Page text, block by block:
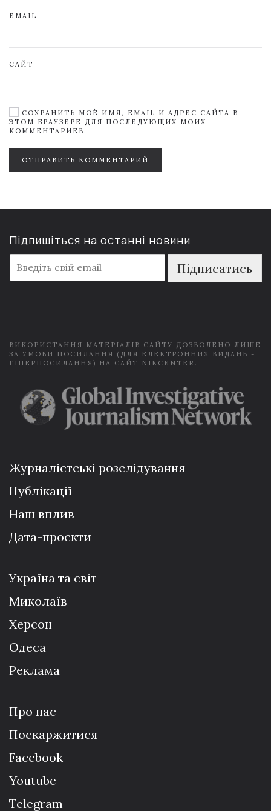
EMAIL
САЙТ
СОХРАНИТЬ МОЁ ИМЯ, EMAIL И АДРЕС САЙТА В
ЭТОМ БРАУЗЕРЕ ДЛЯ ПОСЛЕДУЮЩИХ МОИХ
КОММЕНТАРИЕВ.
ОТПРАВИТЬ КОММЕНТАРИЙ
Підпишіться на останні новини
m
a
Підписатись
ВИКОРИСТАННЯ МАТЕРІАЛІВ САЙТУ ДОЗВОЛЕНО ЛИШЕ
ЗА УМОВИ ПОСИЛАННЯ (ДЛЯ ЕЛЕКТРОННИХ ВИДАНЬ -
ГІПЕРПОСИЛАННЯ) НА САЙТ NIKCENTER.
Журналістські розслідування
Публікації
Наш вплив
Дата-проєкти
Україна та світ
Миколаїв
Херсон
Одеса
Реклама
Про нас
Поскаржитися
Facebook
Youtube
Telegram